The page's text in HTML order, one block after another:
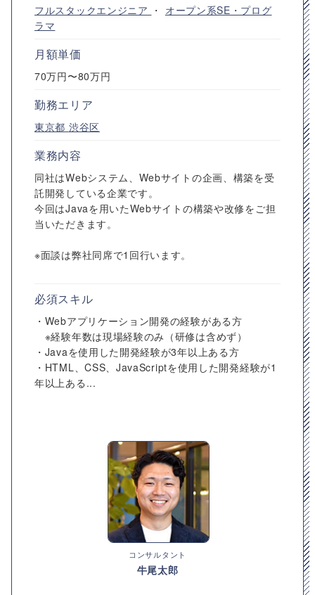
フルスタックエンジニア ・ オープン系SE・プログ
ラマ
月額単価
70万円〜80万円
勤務エリア
東京都 渋谷区
業務内容
同社はWebシステム、Webサイトの企画、構築を受
託開発している企業です。
今回はJavaを用いたWebサイトの構築や改修をご担
当いただきます。
※面談は弊社同席で1回行います。
必須スキル
・Webアプリケーション開発の経験がある方
※経験年数は現場経験のみ（研修は含めず）
・Javaを使用した開発経験が3年以上ある方
・HTML、CSS、JavaScriptを使用した開発経験が1
年以上ある...
コンサルタント
牛尾太郎